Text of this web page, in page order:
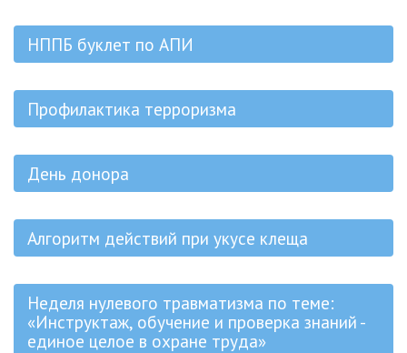
НППБ буклет по АПИ
Профилактика терроризма
День донора
Алгоритм действий при укусе клеща
Неделя нулевого травматизма по теме:
«Инструктаж, обучение и проверка знаний -
единое целое в охране труда»